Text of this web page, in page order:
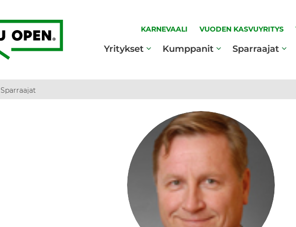
KARNEVAALI VUODEN KASVUYRITYS
Yritykset Kumppanit Sparraajat
Sparraajat